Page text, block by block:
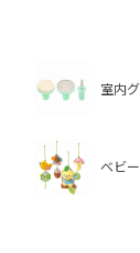
室内
ベビ